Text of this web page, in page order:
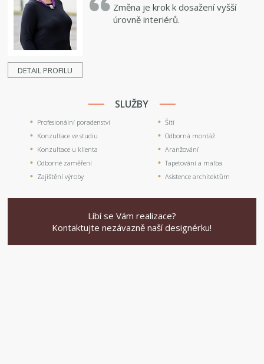
DETAIL PROFILU
Změna je krok k dosažení vyšší
úrovně interiérů.
SLUŽBY
Profesionální poradenství
Konzultace ve studiu
Konzultace u klienta
Odborné zaměření
Zajištění výroby
Šití
Odborná montáž
Aranžování
Tapetování a malba
Asistence architektům
Líbí se Vám realizace?
Kontaktujte nezávazně naší designérku!